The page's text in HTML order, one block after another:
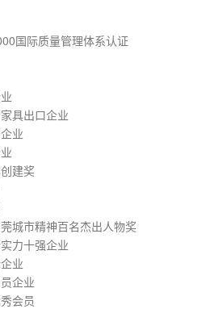
国际质量管理体系认证
具出口企业
业
建奖
城市精神百名杰出人物奖
力十强企业
业
企业
会员